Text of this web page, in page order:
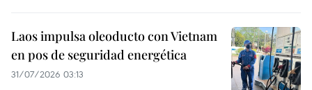
Laos impulsa oleoducto con Vietnam
en pos de seguridad energética
31/07/2026 03:13